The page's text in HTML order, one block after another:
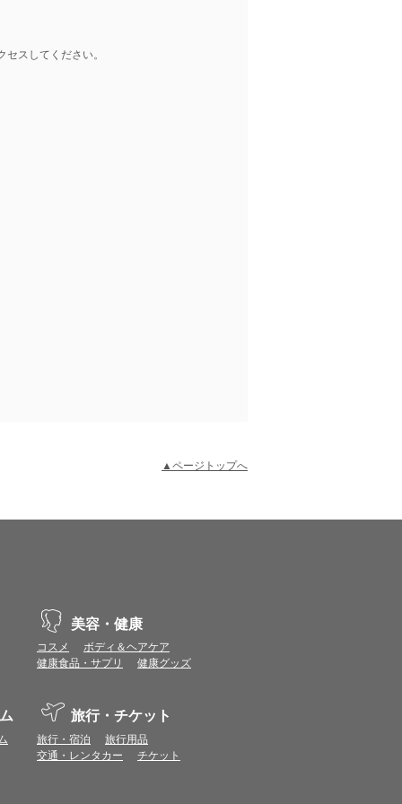
スしてください。
合や機能がご利用いただけない場合があり
や表示が正しく行われない可能性がありま
が使用できる環境でご利用ください。
トまたは表示ポイント数をプレミアムポイ
。
があります。ポイント付与時期はショップご
▲ページトップへ
美容・健康
コスメ
ボディ＆ヘアケア
健康食品・サプリ
健康グッズ
旅行・チケット
旅行・宿泊
旅行用品
交通・レンタカー
チケット